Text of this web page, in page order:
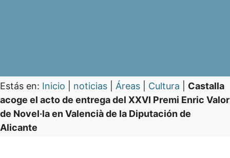
Estás en: Inicio noticias Áreas Cultura
Castalla
acoge el acto de entrega del XXVI Premi Enric Valor
de Novel·la en Valencià de la Diputación de
Alicante